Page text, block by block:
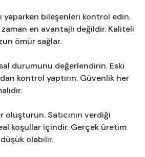
yaparken bileşenleri kontrol edin.
en avantajlı değildir. Kaliteli
ömür sağlar.
durumunu değerlendirin. Eski
kontrol yaptırın. Güvenlik her
Satıcının verdiği
koşullar içindir. Gerçek üretim
olabilir.